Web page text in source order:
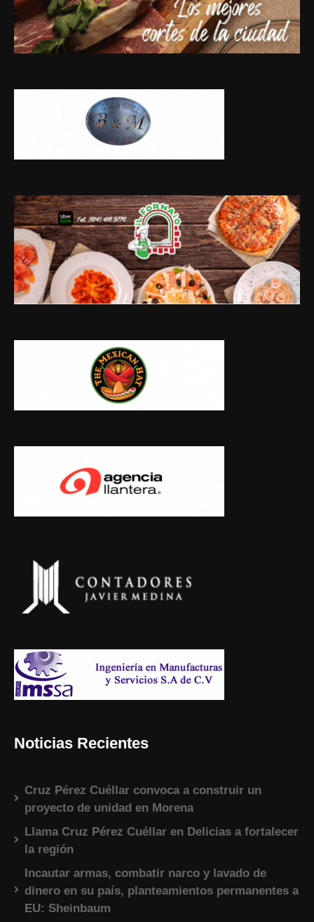
Noticias Recientes
Cruz Pérez Cuéllar convoca a construir un
proyecto de unidad en Morena
Llama Cruz Pérez Cuéllar en Delicias a fortalecer
la región
Incautar armas, combatir narco y lavado de
dinero en su país, planteamientos permanentes a
EU: Sheinbaum